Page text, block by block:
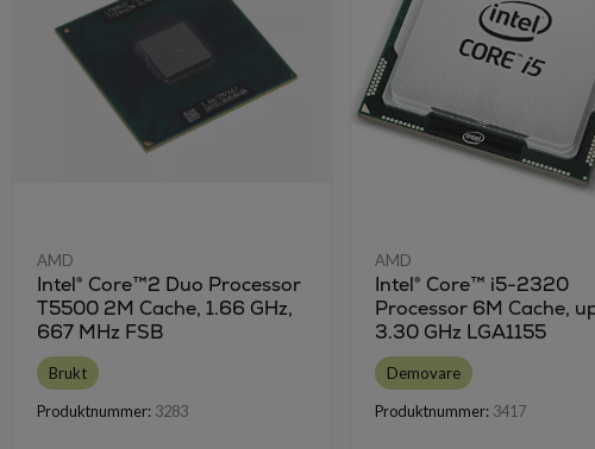
AMD
Intel® Core™2 Duo Processor
T5500 2M Cache, 1.66 GHz,
667 MHz FSB
Brukt
Produktnummer: 3283
AMD
Intel® Core™ i5-2320
Processor 6M Cache,
3.30 GHz LGA1155
Demovare
Produktnummer: 3417